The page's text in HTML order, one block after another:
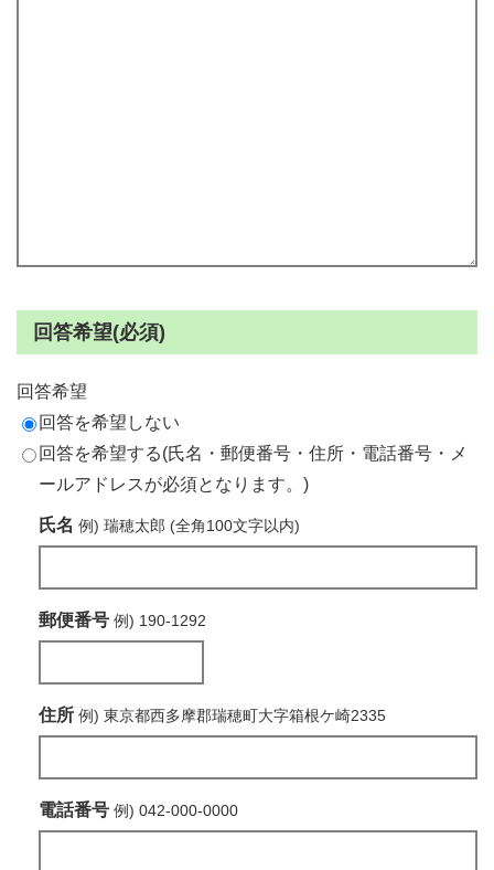
回答希望(必須)
回答希望
回答を希望しない
回答を希望する(氏名・郵便番号・住所・電話番号・メ
ールアドレスが必須となります。)
氏名 例) 瑞穂太郎 (全角100文字以内)
郵便番号 例) 190-1292
住所 例) 東京都西多摩郡瑞穂町大字箱根ケ崎2335
電話番号 例) 042-000-0000